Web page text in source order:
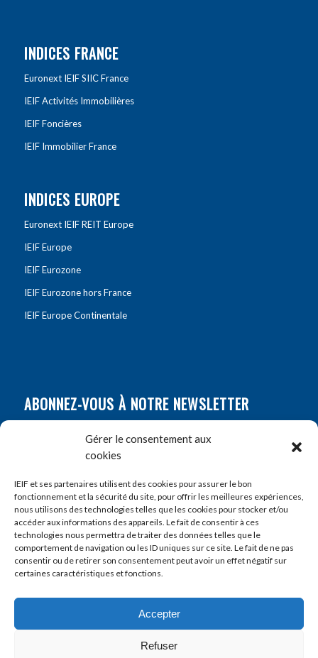
Gérer le consentement aux
cookies
IEIF et ses partenaires utilisent des cookies pour assurer le bon
fonctionnement et la sécurité du site, pour offrir les meilleures expériences,
nous utilisons des technologies telles que les cookies pour stocker et/ou
accéder aux informations des appareils. Le fait de consentir à ces
technologies nous permettra de traiter des données telles que le
comportement de navigation ou les ID uniques sur ce site. Le fait de ne pas
consentir ou de retirer son consentement peut avoir un effet négatif sur
certaines caractéristiques et fonctions.
Accepter
Refuser
INDICES FRANCE
Euronext IEIF SIIC France
IEIF Activités Immobilières
IEIF Foncières
IEIF Immobilier France
INDICES EUROPE
Euronext IEIF REIT Europe
IEIF Europe
IEIF Eurozone
IEIF Eurozone hors France
IEIF Europe Continentale
ABONNEZ-VOUS À NOTRE NEWSLETTER
Prénom*
E-mail*